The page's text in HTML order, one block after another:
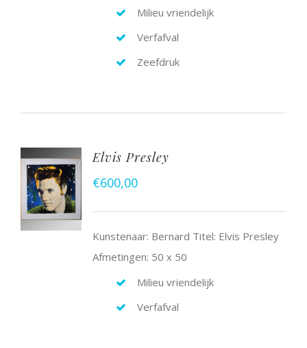
Milieu vriendelijk
Verfafval
Zeefdruk
TOEVOEGEN
AAN
WINKELWAGEN
Elvis Presley
€600,00
Kunstenaar: Bernard Titel: Elvis Presley
Afmetingen: 50 x 50
Milieu vriendelijk
Verfafval